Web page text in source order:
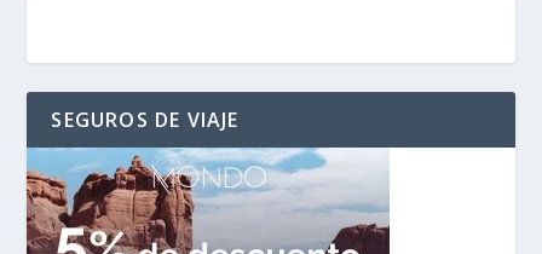
SEGUROS DE VIAJE